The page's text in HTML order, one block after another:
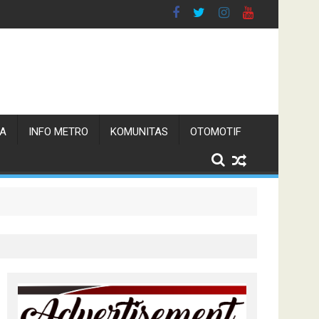
INFO METRO KOMUNITAS OTOMOTIF